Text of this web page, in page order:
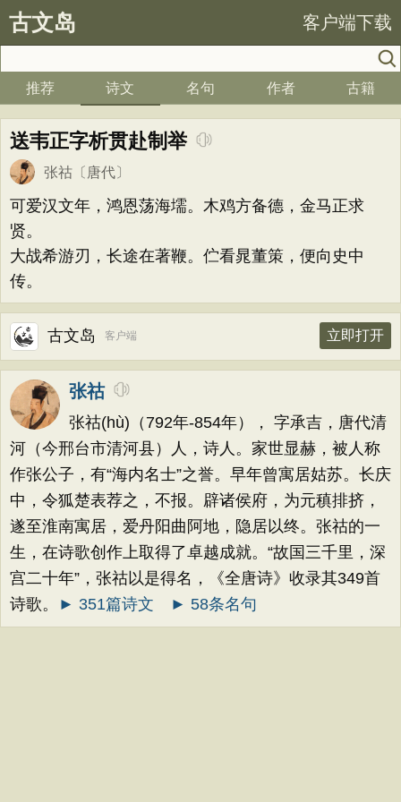
古文岛 客户端下载
推荐 诗文 名句 作者 古籍
送韦正字析贯赴制举
张祜 〔唐代〕
可爱汉文年，鸿恩荡海壖。木鸡方备德，金马正求
贤。
大战希游刃，长途在著鞭。伫看晁董策，便向史中
传。
古文岛 客户端 立即打开
张祜
张祜(hù)（792年-854年）， 字承吉，唐代清
河（今邢台市清河县）人，诗人。家世显赫，被人称
作张公子，有“海内名士”之誉。早年曾寓居姑苏。长庆
中，令狐楚表荐之，不报。辟诸侯府，为元稹排挤，
遂至淮南寓居，爱丹阳曲阿地，隐居以终。张祜的一
生，在诗歌创作上取得了卓越成就。“故国三千里，深
宫二十年”，张祜以是得名，《全唐诗》收录其349首
诗歌。
► 351篇诗文 ► 58条名句